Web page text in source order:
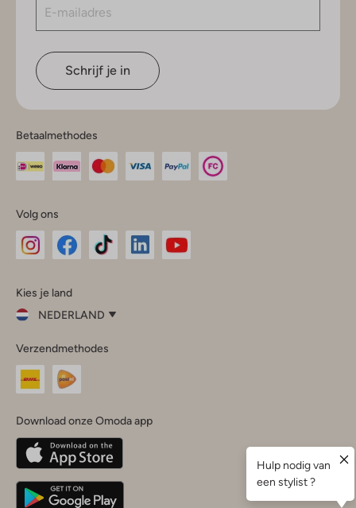
Schrijf je in
Betaalmethodes
Volg ons
InstagramFacebook
Kies je land
NEDERLAND
je
land
Nederland
Belgique(Français)
Deutschland
Verzendmethodes
Download onze Omoda app